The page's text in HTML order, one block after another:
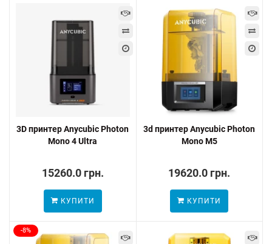
3D принтер Anycubic Photon
Mono 4 Ultra
15260.0 грн.
КУПИТИ
3d принтер Anycubic Photon
Mono M5
19620.0 грн.
КУПИТИ
-8%